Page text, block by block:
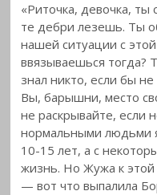
«Риточка, девочка, ты
те дебри лезешь. Ты
нашей ситуации с
ввязываешься
знал никто, если бы
Вы, барышни, место
не раскрывайте, если
нормальными людьми
10-15 лет, а с
жизнь. Но Жужа к этой
— вот что выпалила